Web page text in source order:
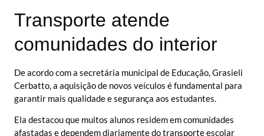
Transporte atende
comunidades do interior
De acordo com a secretária municipal de Educação, Grasieli
Cerbatto, a aquisição de novos veículos é fundamental para
garantir mais qualidade e segurança aos estudantes.
Ela destacou que muitos alunos residem em comunidades
afastadas e dependem diariamente do transporte escolar